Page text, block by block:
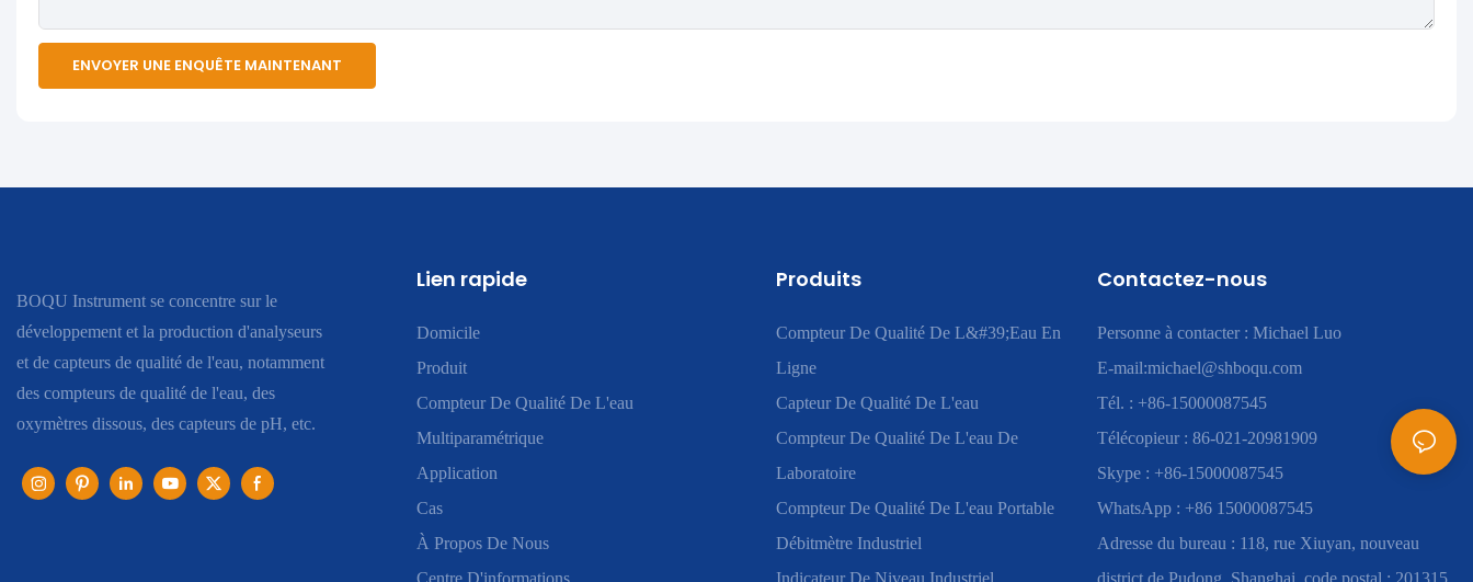
ENVOYER UNE ENQUÊTE MAINTENANT
BOQU Instrument se concentre sur le
développement et la production d'analyseurs
et de capteurs de qualité de l'eau, notamment
des compteurs de qualité de l'eau, des
oxymètres dissous, des capteurs de pH, etc.
Lien rapide
Domicile
Produit
Compteur De Qualité De L'eau
Multiparamétrique
Application
Cas
À Propos De Nous
Produits
Compteur De Qualité De L&#39;eau En
Ligne
Capteur De Qualité De L'eau
Compteur De Qualité De L'eau De
Laboratoire
Compteur De Qualité De L'eau Portable
Débitmètre Industriel
Contactez-nous
Personne à contacter : Michael Luo
E-mail:michael@shboqu.com
Tél. : +86-15000087545
Télécopieur : 86-021-20981909
Skype : +86-15000087545
WhatsApp : +86 15000087545
Adresse du bureau : 118, rue Xiuyan, nouveau